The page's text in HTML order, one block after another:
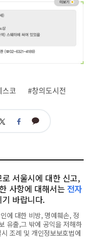
스코 #창의도시전
페 카
서울시에 대한 신고,
사항에 대해서는 전자
바랍니다.
에 대한 비방, 명예훼손, 정
유출,그 밖에 공익을 저해하
조례 및 개인정보보호법에